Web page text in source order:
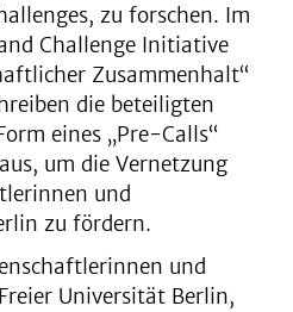
zu forschen. Im
Challenge Initiative
Zusammenhalt“
die beteiligten
eines „Pre-Calls“
um die Vernetzung
und
zu fördern.
und
Universität Berlin,